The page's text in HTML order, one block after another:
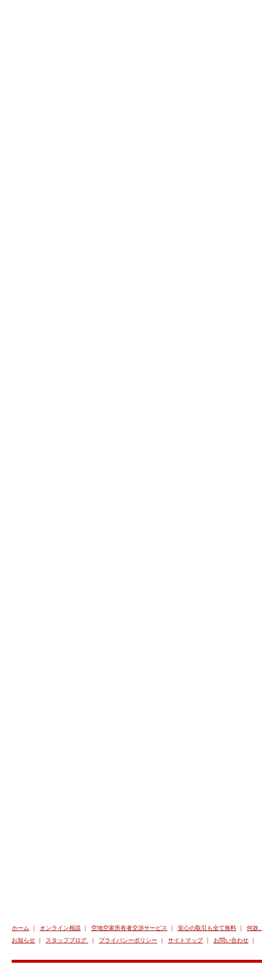
ホーム ｜ オンライン相談 ｜ 空地空家所有者交渉サービス ｜ 安心の取引も全て無料 ｜
何故
お知らせ ｜ スタッフブログ ｜ プライバシーポリシー ｜ サイトマップ｜ お問い合わせ ｜